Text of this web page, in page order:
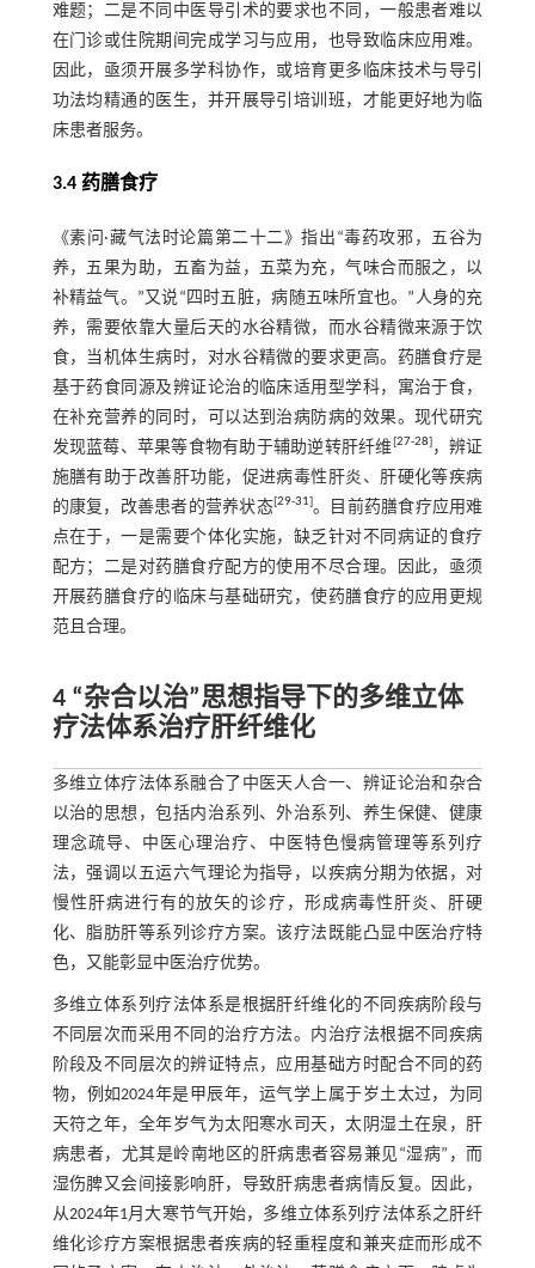
难题；二是不同中医导引术的要求也不同，一般患者难以
在门诊或住院期间完成学习与应用，也导致临床应用难。
因此，亟须开展多学科协作，或培育更多临床技术与导引
功法均精通的医生，并开展导引培训班，才能更好地为临
床患者服务。
3.4 药膳食疗
《素问·藏气法时论篇第二十二》指出“毒药攻邪，五谷为
养，五果为助，五畜为益，五菜为充，气味合而服之，以
补精益气。”又说“四时五脏，病随五味所宜也。”人身的充
养，需要依靠大量后天的水谷精微，而水谷精微来源于饮
食，当机体生病时，对水谷精微的要求更高。药膳食疗是
基于药食同源及辨证论治的临床适用型学科，寓治于食，
在补充营养的同时，可以达到治病防病的效果。现代研究
发现蓝莓、苹果等食物有助于辅助逆转肝纤维[27-28]，辨证
施膳有助于改善肝功能，促进病毒性肝炎、肝硬化等疾病
的康复，改善患者的营养状态[29-31]。目前药膳食疗应用难
点在于，一是需要个体化实施，缺乏针对不同病证的食疗
配方；二是对药膳食疗配方的使用不尽合理。因此，亟须
开展药膳食疗的临床与基础研究，使药膳食疗的应用更规
范且合理。
4 “杂合以治”思想指导下的多维立体
疗法体系治疗肝纤维化
多维立体疗法体系融合了中医天人合一、辨证论治和杂合
以治的思想，包括内治系列、外治系列、养生保健、健康
理念疏导、中医心理治疗、中医特色慢病管理等系列疗
法，强调以五运六气理论为指导，以疾病分期为依据，对
慢性肝病进行有的放矢的诊疗，形成病毒性肝炎、肝硬
化、脂肪肝等系列诊疗方案。该疗法既能凸显中医治疗特
色，又能彰显中医治疗优势。
多维立体系列疗法体系是根据肝纤维化的不同疾病阶段与
不同层次而采用不同的治疗方法。内治疗法根据不同疾病
阶段及不同层次的辨证特点，应用基础方时配合不同的药
物，例如2024年是甲辰年，运气学上属于岁土太过，为同
天符之年，全年岁气为太阳寒水司天，太阴湿土在泉，肝
病患者，尤其是岭南地区的肝病患者容易兼见“湿病”，而
湿伤脾又会间接影响肝，导致肝病患者病情反复。因此，
从2024年1月大寒节气开始，多维立体系列疗法体系之肝纤
维化诊疗方案根据患者疾病的轻重程度和兼夹症而形成不